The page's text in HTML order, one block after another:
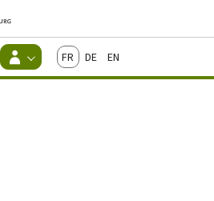
menu principal
au contenu
Guichet.lu
Changer
d'espace
FrançaisDeutschEnglish